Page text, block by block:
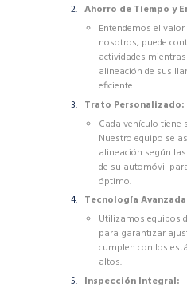
Ahorro de Tiempo y
Entendemos el
nosotros, puede
actividades
alineación de sus
eficiente.
Trato Personalizado:
Cada vehículo tiene
Nuestro equipo se
alineación según
de su automóvil
óptimo.
Tecnología
Utilizamos equipos
para garantizar
cumplen con los
altos.
Inspección Integral: